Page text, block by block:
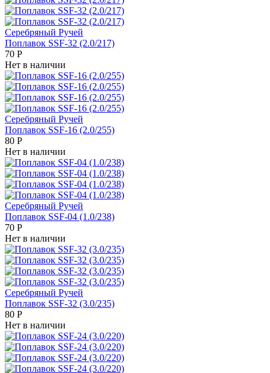
Серебряный Ручей
Поплавок SSF-32 (2.0/217)
70 Р
Нет в наличии
Серебряный Ручей
Поплавок SSF-16 (2.0/255)
80 Р
Нет в наличии
Серебряный Ручей
Поплавок SSF-04 (1.0/238)
70 Р
Нет в наличии
Серебряный Ручей
Поплавок SSF-32 (3.0/235)
80 Р
Нет в наличии